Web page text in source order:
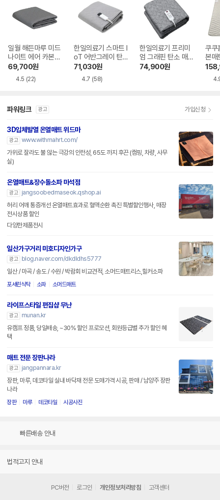
일월 해든마루 미드
나이트 에어 카본매
트
69,700원
4.5 (22)
한일의료기 스마트 I
oT 어반그레이 탄
소매트 HL-APP
71,030원
4.7 (58)
한일의료기 프리미
엄 그래핀 탄소 매
트
74,900원
쿠쿠
본매
파워링크 광고 가입신청
3D입체발열 온열매트 위드마
광고 www.withmahrt.com/
가위로 잘라도 불 않는 극강의 안전성, 65도 까지 후끈 (캠핑, 차량, 사무
실)
온열매트&장수돌소파 마석점
광고
jangsoobedmaseok.qshop.ai
허리 어깨 통증개선 온열매트효과로 혈액순환 촉진 특별할인행사, 매장
전시상품 할인
다양한제품전시
일산가구거리 미호디자인가구
광고
blog.naver.com/dkdldhs5777
일산 / 마곡 / 송도 / 수원 / 박람회 비교견적, 소머드매트리스,힐커소파
포세린식탁 소파 소머드매트
라이프스타일 편집샵 무난
광고
munan.kr
유캠프 정품, 당일배송, ~30% 할인 프로모션, 회원등급별 추가 할인 혜
택
매트 전문 장판나라
광고
jangpannara.kr
장판, 마루, 데코타일 실내 바닥재 전문 도매가격 시공, 판매 / 남양주 장판
나라
장판 마루 데코타일 시공사진
빠른배송 안내
법적고지 안내
PC버전 로그인 개인정보처리방침 고객센터